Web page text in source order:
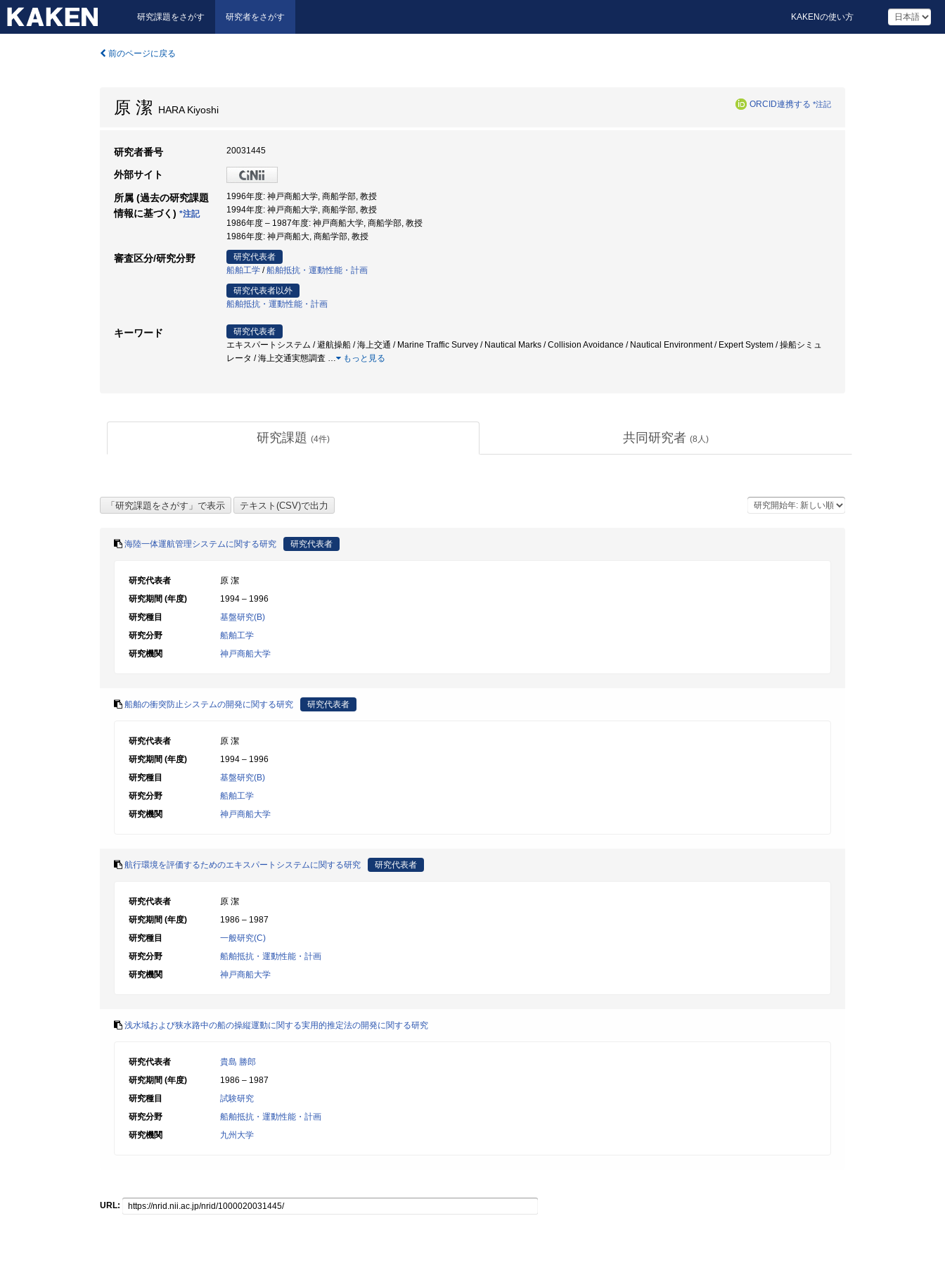
研究課題をさがす 研究者をさがす KAKENの使い方
前のページに戻る
原 潔 HARA Kiyoshi ORCID連携する *注記
研究者番号 20031445
外部サイト
所属 (過去の研究課題
情報に基づく) *注記
1996年度: 神戸商船大学, 商船学部, 教授
1994年度: 神戸商船大学, 商船学部, 教授
1986年度 – 1987年度: 神戸商船大学, 商船学部, 教授
1986年度: 神戸商船大, 商船学部, 教授
審査区分/研究分野
研究代表者
船舶工学 /船舶抵抗・運動性能・計画
研究代表者以外
船舶抵抗・運動性能・計画
キーワード
研究代表者
エキスパートシステム / 避航操船 / 海上交通 / Marine Traffic Survey / Nautical Marks / Collision Avoidance / Nautical Environment / Expert System / 操船シミュ
レータ / 海上交通実態調査 … もっと見る
研究課題 (4件) 共同研究者 (8 人)
海陸一体運航管理システムに関する研究 研究代表者
研究代表者
原 潔
研究期間 (年度)
1994 – 1996
研究種目
基盤研究(B)
研究分野
船舶工学
研究機関
神戸商船大学
船舶の衝突防止システムの開発に関する研究 研究代表者
研究代表者
原 潔
研究期間 (年度)
1994 – 1996
研究種目
基盤研究(B)
研究分野
船舶工学
研究機関
神戸商船大学
航行環境を評価するためのエキスパートシステムに関する研究 研究代表者
研究代表者
原 潔
研究期間 (年度)
1986 – 1987
研究種目
一般研究(C)
研究分野
船舶抵抗・運動性能・計画
研究機関
神戸商船大学
浅水域および狭水路中の船の操縦運動に関する実用的推定法の開発に関する研究
研究代表者
貴島 勝郎
研究期間 (年度)
1986 – 1987
研究種目
試験研究
研究分野
船舶抵抗・運動性能・計画
研究機関
九州大学
URL: